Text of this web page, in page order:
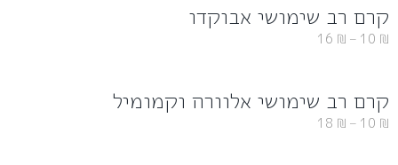
קרם רב שימושי אבוקדו
10 ₪
–
16 ₪
קרם רב שימושי אלוורה וקמומיל
10 ₪
–
18 ₪